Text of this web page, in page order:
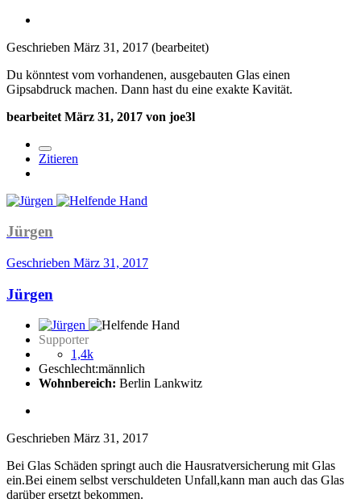
Geschrieben März 31, 2017 (bearbeitet)
Du könntest vom vorhandenen, ausgebauten Glas einen
Gipsabdruck machen. Dann hast du eine exakte Kavität.
bearbeitet März 31, 2017 von joe3l
Zitieren
Jürgen
Geschrieben März 31, 2017
Jürgen
Supporter
1,4k
Geschlecht:männlich
Wohnbereich: Berlin Lankwitz
Geschrieben März 31, 2017
Bei Glas Schäden springt auch die Hausratversicherung mit Glas
ein.Bei einem selbst verschuldeten Unfall,kann man auch das Glas
darüber ersetzt bekommen.